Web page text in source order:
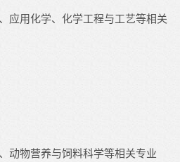
应用化学、化学工程与工艺等相关
动物营养与饲料科学等相关专业